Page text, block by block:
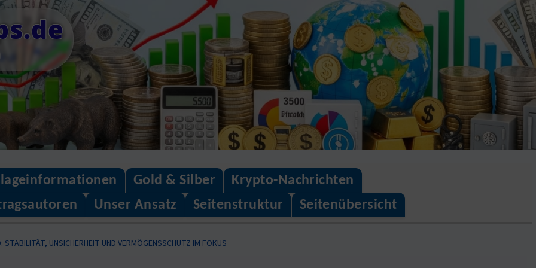
Gold & Silber
Krypto-Nachrichten
Unser Ansatz Seitenstruktur Seitenübersicht
STABILITÄT, UNSICHERHEIT UND VERMÖGENSSCHUTZ IM FOKUS